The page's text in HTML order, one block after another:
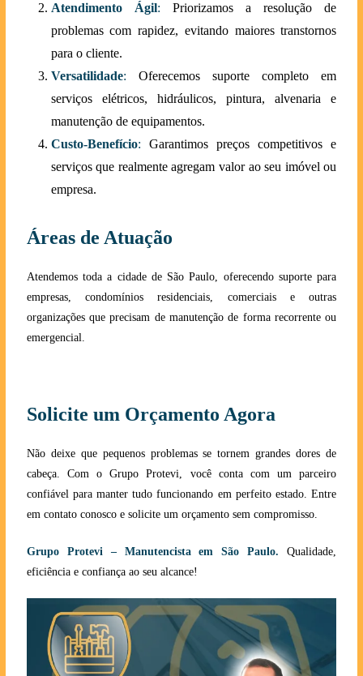
Atendimento Ágil: Priorizamos a resolução de
problemas com rapidez, evitando maiores transtornos
para o cliente.
Versatilidade: Oferecemos suporte completo em
serviços elétricos, hidráulicos, pintura, alvenaria e
manutenção de equipamentos.
Custo-Benefício: Garantimos preços competitivos e
serviços que realmente agregam valor ao seu imóvel ou
empresa.
Áreas de Atuação
Atendemos toda a cidade de São Paulo, oferecendo suporte para
empresas, condomínios residenciais, comerciais e outras
organizações que precisam de manutenção de forma recorrente ou
emergencial.
Solicite um Orçamento Agora
Não deixe que pequenos problemas se tornem grandes dores de
cabeça. Com o Grupo Protevi, você conta com um parceiro
confiável para manter tudo funcionando em perfeito estado. Entre
em contato conosco e solicite um orçamento sem compromisso.
Grupo Protevi – Manutencista em São Paulo.
Qualidade,
eficiência e confiança ao seu alcance!